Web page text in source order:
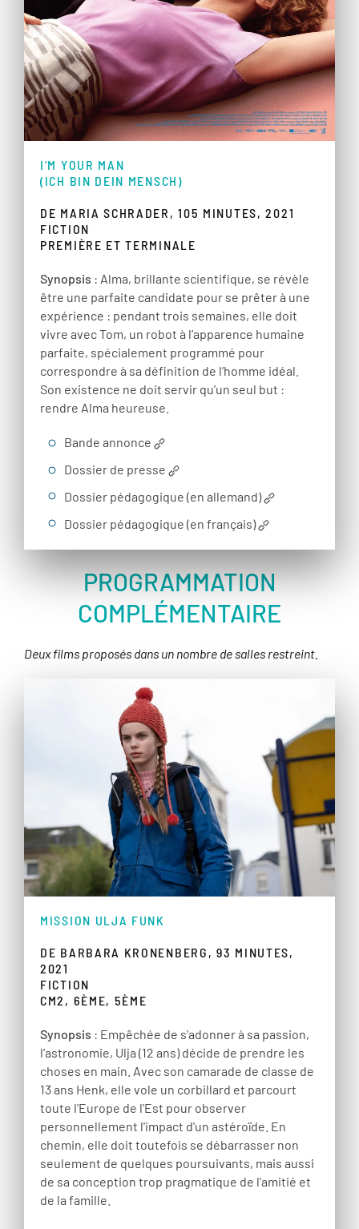
I’M YOUR MAN
(ICH BIN DEIN MENSCH)
DE MARIA SCHRADER, 105 MINUTES, 2021
FICTION
PREMIÈRE ET TERMINALE
Synopsis : Alma, brillante scientifique, se révèle
être une parfaite candidate pour se prêter à une
expérience : pendant trois semaines, elle doit
vivre avec Tom, un robot à l’apparence humaine
parfaite, spécialement programmé pour
correspondre à sa définition de l’homme idéal.
Son existence ne doit servir qu’un seul but :
rendre Alma heureuse.
Bande annonce
Dossier de presse
Dossier pédagogique (en allemand)
Dossier pédagogique (en français)
PROGRAMMATION
COMPLÉMENTAIRE
Deux films proposés dans un nombre de salles restreint.
MISSION ULJA FUNK
DE BARBARA KRONENBERG, 93 MINUTES,
2021
FICTION
CM2, 6ÈME, 5ÈME
Synopsis : Empêchée de s'adonner à sa passion,
l'astronomie, Ulja (12 ans) décide de prendre les
choses en main. Avec son camarade de classe de
13 ans Henk, elle vole un corbillard et parcourt
toute l'Europe de l'Est pour observer
personnellement l'impact d'un astéroïde. En
chemin, elle doit toutefois se débarrasser non
seulement de quelques poursuivants, mais aussi
de sa conception trop pragmatique de l'amitié et
de la famille.